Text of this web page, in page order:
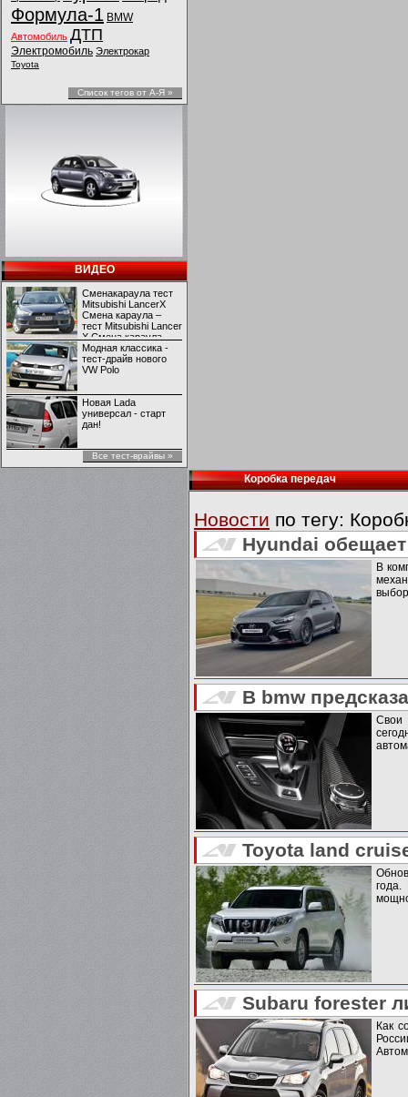
Формула-1 BMW
Автомобиль ДТП
Электромобиль Электрокар
Toyota
Список тегов от А-Я »
ВИДЕО
Сменакараула тест
Mitsubishi LancerX
Смена караула –
тест Mitsubishi Lancer
X Смена караула –
тест Mitsubishi Lancer
X
Модная классика -
тест-драйв нового
VW Polo
Новая Lada
универсал - старт
дан!
Все тест-врайвы »
Коробка передач
Новости по тегу:
Hyundai
В
В bmw
Свои
Toyota land
Subaru forester
Как